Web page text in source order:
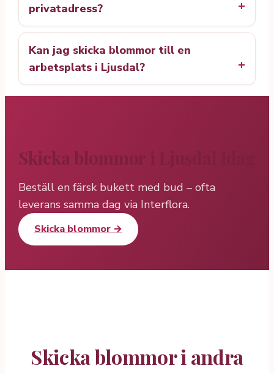
privatadress?
Kan jag skicka blommor till en
arbetsplats i Ljusdal?
Skicka blommor i Ljusdal idag
Beställ en färsk bukett med bud – ofta
leverans samma dag via Interflora.
Skicka blommor →
Skicka blommor i andra